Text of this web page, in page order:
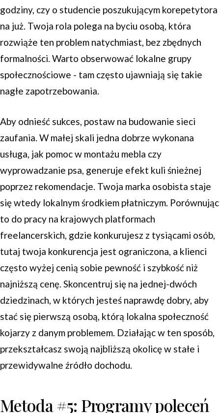
godziny, czy o studencie poszukującym korepetytora
na już. Twoja rola polega na byciu osobą, która
rozwiąże ten problem natychmiast, bez zbędnych
formalności. Warto obserwować lokalne grupy
społecznościowe - tam często ujawniają się takie
nagłe zapotrzebowania.
Aby odnieść sukces, postaw na budowanie sieci
zaufania. W małej skali jedna dobrze wykonana
usługa, jak pomoc w montażu mebla czy
wyprowadzanie psa, generuje efekt kuli śnieżnej
poprzez rekomendacje. Twoja marka osobista staje
się wtedy lokalnym środkiem płatniczym. Porównując
to do pracy na krajowych platformach
freelancerskich, gdzie konkurujesz z tysiącami osób,
tutaj twoja konkurencja jest ograniczona, a klienci
często wyżej cenią sobie pewność i szybkość niż
najniższą cenę. Skoncentruj się na jednej-dwóch
dziedzinach, w których jesteś naprawdę dobry, aby
stać się pierwszą osobą, którą lokalna społeczność
kojarzy z danym problemem. Działając w ten sposób,
przekształcasz swoją najbliższą okolicę w stałe i
przewidywalne źródło dochodu.
Metoda #5: Programy poleceń